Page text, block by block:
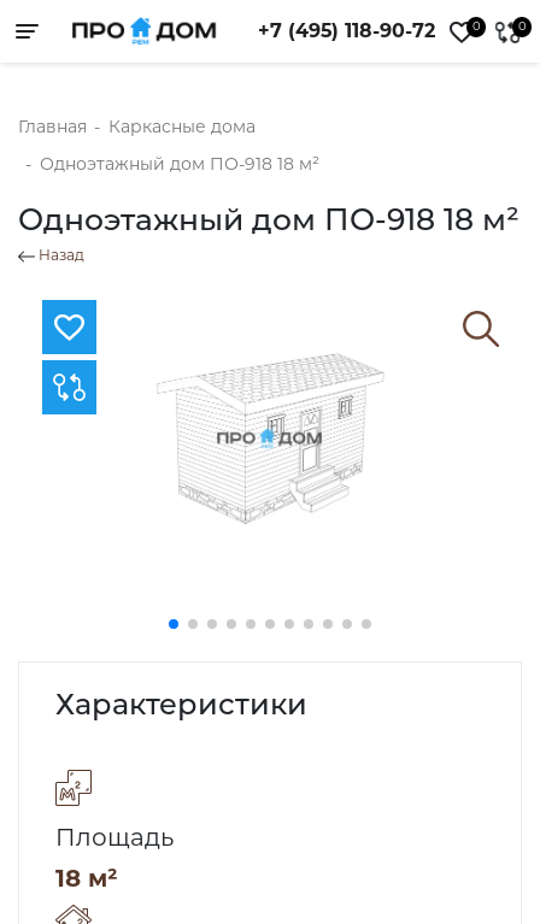
Toggle navigation +7 (495) 118-90-72 0 0
Главная - Каркасные дома
- Одноэтажный дом ПО-918 18 м²
Одноэтажный дом ПО-918 18 м²
Назад
Характеристики
Площадь
18 м²